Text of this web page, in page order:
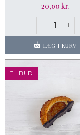
20,00 kr.
LÆG I KURV
TILBUD